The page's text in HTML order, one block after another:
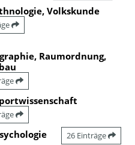
Volkskunde
Raumordnung,
26 Einträge